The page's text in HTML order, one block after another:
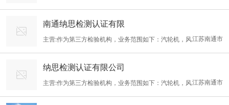
证 周老师：15333238753
南通纳思检测认证有限
江苏南通市
主营:作为第三方检验机构，业务范围如下：汽轮机，风
机，塔器，撬装，LNG储罐，洗涤器，换热器，管件及管道，压力
容器，结构件，电控柜，锅炉，阀门，电梯等；包括符合ISO 1561
3/15614/14555/14554/9606/14732，AWS D1.1/1.6，ASME IX的
纳思检测认证有限公司
江苏南通市
主营:作为第三方检验机构，业务范围如下：汽轮机，风
机，塔器，撬装，LNG储罐，洗涤器，换热器，管件及管道，压力